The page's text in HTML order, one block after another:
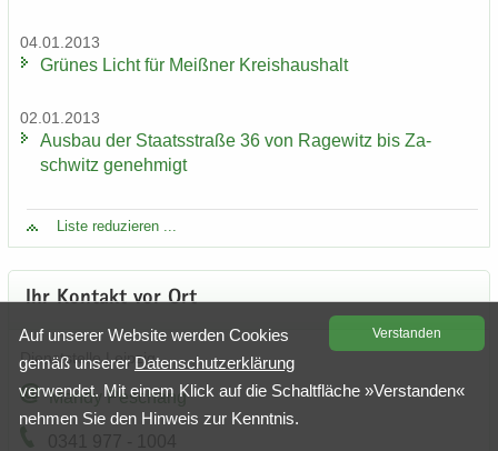
04.01.2013
Grü­nes Licht für Meiß­ner Kreis­haus­halt
02.01.2013
Aus­bau der Staats­stra­ße 36 von Ra­ge­witz bis Za­
schwitz ge­neh­migt
Liste re­du­zie­ren ...
Ihr Kon­takt vor Ort
Dienst­stel­le Leip­zig
Mandy Peschang
Ver­stan­den
Auf un­se­rer Web­site wer­den Coo­kies
gemäß un­se­rer Da­ten­schutz­er­klä­rung
ver­wen­det. Mit einem Klick auf die Schalt­flä­che »Ver­stan­den«
neh­men Sie den Hin­weis zur Kennt­nis.